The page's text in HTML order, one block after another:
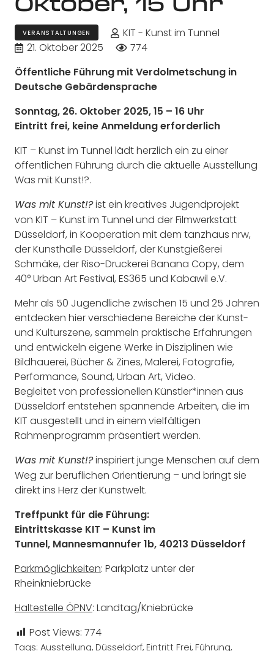
VERANSTALTUNGEN
KIT - Kunst im Tunnel
21. Oktober 2025
774
Öffentliche Führung mit Verdolmetschung in
Deutsche Gebärdensprache
Sonntag, 26. Oktober 2025, 15 – 16 Uhr
Eintritt frei, keine Anmeldung erforderlich
KIT – Kunst im Tunnel lädt herzlich ein zu einer
öffentlichen Führung durch die aktuelle Ausstellung
Was mit Kunst!?.
Was mit Kunst!?ist ein kreatives Jugendprojekt
von KIT – Kunst im Tunnel und der Filmwerkstatt
Düsseldorf, in Kooperation mit dem tanzhaus nrw,
der Kunsthalle Düsseldorf, der Kunstgießerei
Schmäke, der Riso-Druckerei Banana Copy, dem
40° Urban Art Festival, ES365 und Kabawil e.V.
Mehr als 50 Jugendliche zwischen 15 und 25 Jahren
entdecken hier verschiedene Bereiche der Kunst-
und Kulturszene, sammeln praktische Erfahrungen
und entwickeln eigene Werke in Disziplinen wie
Bildhauerei, Bücher & Zines, Malerei, Fotografie,
Performance, Sound, Urban Art, Video.
Begleitet von professionellen Künstler*innen aus
Düsseldorf entstehen spannende Arbeiten, die im
KIT ausgestellt und in einem vielfältigen
Rahmenprogramm präsentiert werden.
Was mit Kunst!?inspiriert junge Menschen auf dem
Weg zur beruflichen Orientierung – und bringt sie
direkt ins Herz der Kunstwelt.
Treffpunkt für die Führung:
Eintrittskasse KIT – Kunst im
Tunnel, Mannesmannufer 1b, 40213 Düsseldorf
Parkmöglichkeiten: Parkplatz unter der
Rheinkniebrücke
Haltestelle ÖPNV: Landtag/Kniebrücke
Post Views: 774
Tags: Ausstellung, Düsseldorf, Eintritt Frei, Führung,